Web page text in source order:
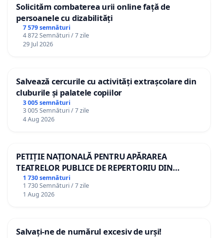
Solicităm combaterea urii online față de
persoanele cu dizabilități
7 579 semnături
4 872 Semnături / 7 zile
29 Jul 2026
Salvează cercurile cu activități extrașcolare din
cluburile și palatele copiilor
3 005 semnături
3 005 Semnături / 7 zile
4 Aug 2026
PETIȚIE NAȚIONALĂ PENTRU APĂRAREA
TEATRELOR PUBLICE DE REPERTORIU DIN
ROMÂNIA
1 730 semnături
1 730 Semnături / 7 zile
1 Aug 2026
Salvați-ne de numărul excesiv de urși!